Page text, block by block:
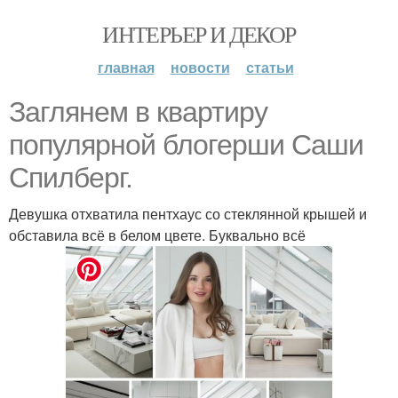
ИНТЕРЬЕР И ДЕКОР
главная новости статьи
Заглянем в квартиру
популярной блогерши Саши
Спилберг.
Девушка отхватила пентхаус со стеклянной крышей и
обставила всё в белом цвете. Буквально всё